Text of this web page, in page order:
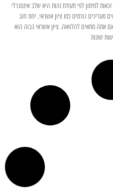
למימון לפי תעודת זהות היא שלב אינטגרלי
גורמים כמו ציון אשראי, יחס חוב
אתה מתאים להלוואה. ציון אשראי גבוה הוא
שונות